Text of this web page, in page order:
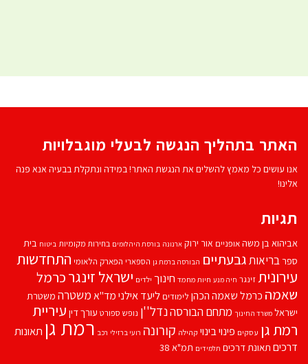
האתר בתהליך הנגשה לבעלי מוגבלויות
אנו עושים כל מאמץ להשלים את הנגשת האתר! במידה ונתקלת בבעיה אנא פנה
אלינו!
תגיות
אביהוא בן משהאופניים אור ירוק ארנונה בורסת היהלומים בחירות מקומיות ביטוח בית
ספרבריאותגבעתיים הבורסה ברמת גן הספארי הפארק הלאומי התחדשות
עירוניתזינגר חיה מנע חיות מחמד חינוך ילדים ישראל זינגרכרמל
שאמה כרמל שאמה הכהן לימודים ליעד אילנימד''אמשטרה משטרת
ישראל משרד החינוך מתחם הבורסהנדל''ן נופש ספורט עורך דין עיריית
רמת גן עסקים פינוי בינוי קהילה קורונה רועי ברזילי רכב רמת גן תאונות
דרכים תאונת דרכים תלמידים תמ"א 38